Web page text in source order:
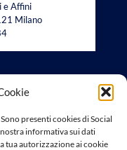
presenti cookies di Social
informativa sui dati
tua autorizzazione ai cookie
e Affini
Milano